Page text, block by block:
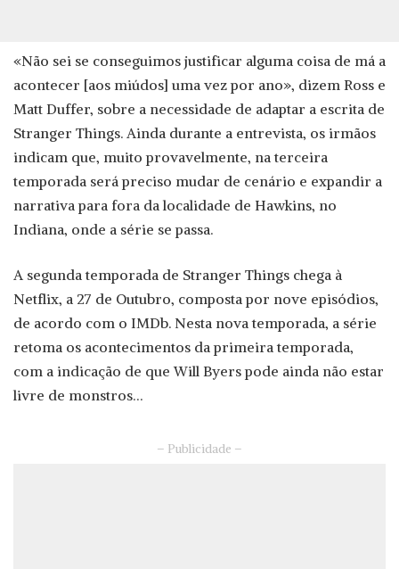
«Não sei se conseguimos justificar alguma coisa de má a
acontecer [aos miúdos] uma vez por ano», dizem Ross e
Matt Duffer, sobre a necessidade de adaptar a escrita de
Stranger Things. Ainda durante a entrevista, os irmãos
indicam que, muito provavelmente, na terceira
temporada será preciso mudar de cenário e expandir a
narrativa para fora da localidade de Hawkins, no
Indiana, onde a série se passa.
A segunda temporada de Stranger Things chega à
Netflix, a 27 de Outubro, composta por nove episódios,
de acordo com o IMDb. Nesta nova temporada, a série
retoma os acontecimentos da primeira temporada,
com a indicação de que Will Byers pode ainda não estar
livre de monstros…
– Publicidade –